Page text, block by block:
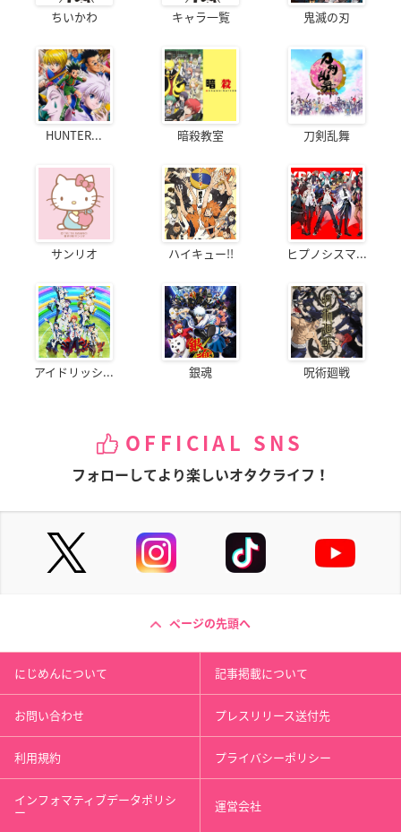
ちいかわ キャラ一覧 鬼滅の刃
HUNTER... 暗殺教室 刀剣乱舞
サンリオ ハイキュー!! ヒプノシスマ...
アイドリッシ... 銀魂 呪術廻戦
OFFICIAL SNS
フォローしてより楽しいオタクライフ！
ページの先頭へ
にじめんについて 記事掲載について
お問い合わせ プレスリリース送付先
利用規約 プライバシーポリシー
インフォマティブデータポリシ
ー 運営会社